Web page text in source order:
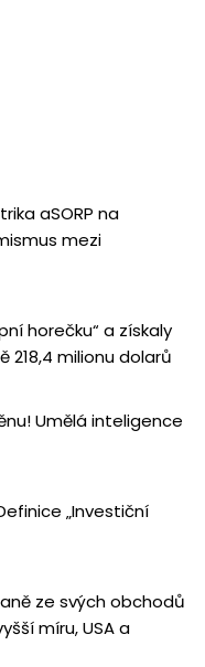
aSORP na
mezi
horečku“ a získaly
218,4 milionu dolarů
Umělá inteligence
„Investiční
ze svých obchodů
míru, USA a